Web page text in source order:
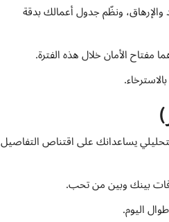
والإرهاق، ونظّم جدول أعمالك بدقة
الأمان خلال هذه الفترة.
يساعدانك على اقتناص التفاصيل
بينك وبين من تحب.
اليوم.